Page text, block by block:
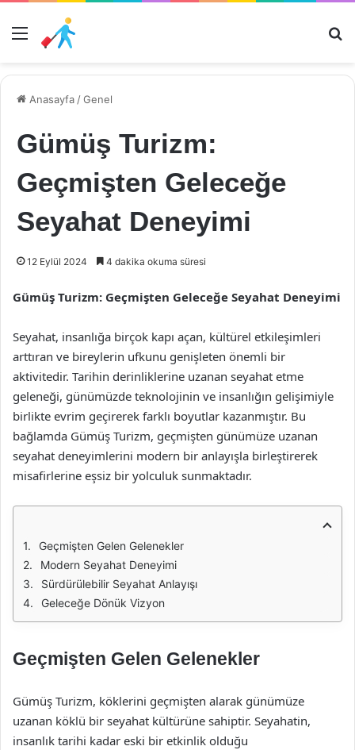
Menü
Anasayfa /Genel
Gümüş Turizm:
Geçmişten Geleceğe
Seyahat Deneyimi
12 Eylül 2024 4 dakika okuma süresi
Gümüş Turizm: Geçmişten Geleceğe Seyahat Deneyimi
Seyahat, insanlığa birçok kapı açan, kültürel etkileşimleri
arttıran ve bireylerin ufkunu genişleten önemli bir
aktivitedir. Tarihin derinliklerine uzanan seyahat etme
geleneği, günümüzde teknolojinin ve insanlığın gelişimiyle
birlikte evrim geçirerek farklı boyutlar kazanmıştır. Bu
bağlamda Gümüş Turizm, geçmişten günümüze uzanan
seyahat deneyimlerini modern bir anlayışla birleştirerek
misafirlerine eşsiz bir yolculuk sunmaktadır.
Geçmişten Gelen Gelenekler
Modern Seyahat Deneyimi
Sürdürülebilir Seyahat Anlayışı
Geleceğe Dönük Vizyon
Geçmişten Gelen Gelenekler
Gümüş Turizm, köklerini geçmişten alarak günümüze
uzanan köklü bir seyahat kültürüne sahiptir. Seyahatin,
insanlık tarihi kadar eski bir etkinlik olduğu